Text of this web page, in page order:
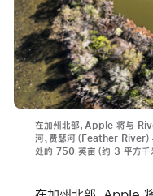
在加州北部，Apple 将与
河、费瑟河（Feather River
处的 750 英亩（约 3 平方千